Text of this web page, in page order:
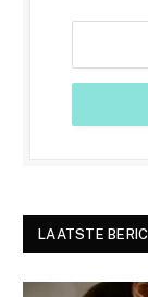
LAATSTE